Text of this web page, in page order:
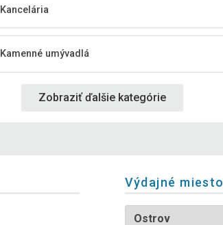
Kancelária
Kamenné umývadlá
Zobraziť ďalšie kategórie
Výdajné miesto